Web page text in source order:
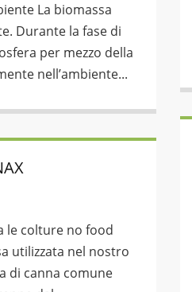
La biomassa
Durante la fase di
per mezzo della
nell’ambiente...
le colture no food
utilizzata nel nostro
di canna comune